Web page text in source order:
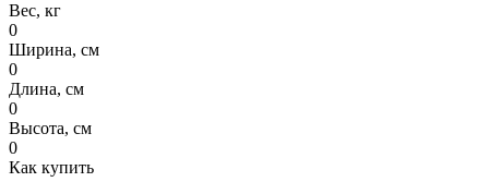
Вес, кг
0
Ширина, см
0
Длина, см
0
Высота, см
0
Как купить